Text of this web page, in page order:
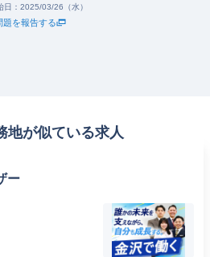
日： 2025/03/26（水）
題を報告する
地が似ている求人
ー